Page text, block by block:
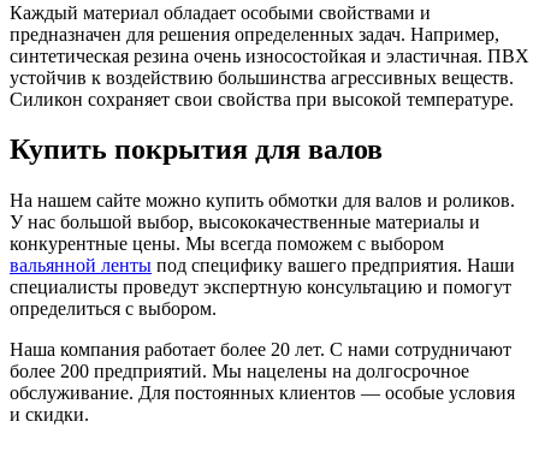
Каждый материал обладает особыми свойствами и
предназначен для решения определенных задач. Например,
синтетическая резина очень износостойкая и эластичная. ПВХ
устойчив к воздействию большинства агрессивных веществ.
Силикон сохраняет свои свойства при высокой температуре.
Купить покрытия для валов
На нашем сайте можно купить обмотки для валов и роликов.
У нас большой выбор, высококачественные материалы и
конкурентные цены. Мы всегда поможем с выбором
вальянной ленты под специфику вашего предприятия. Наши
специалисты проведут экспертную консультацию и помогут
определиться с выбором.
Наша компания работает более 20 лет. С нами сотрудничают
более 200 предприятий. Мы нацелены на долгосрочное
обслуживание. Для постоянных клиентов — особые условия
и скидки.